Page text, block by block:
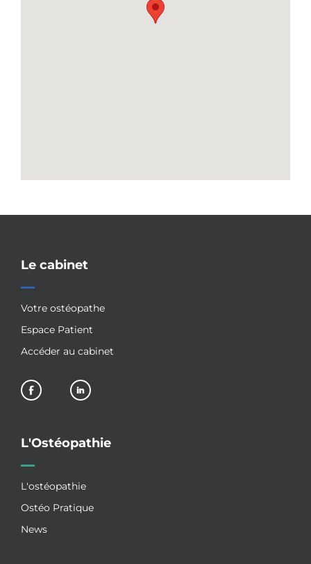
Le cabinet
Votre ostéopathe
Espace Patient
Accéder au cabinet
L'Ostéopathie
L'ostéopathie
Ostéo Pratique
News